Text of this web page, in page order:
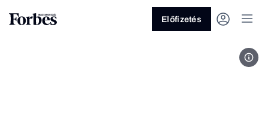
Előfizetés